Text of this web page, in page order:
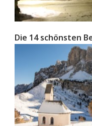
Die 14 schönsten